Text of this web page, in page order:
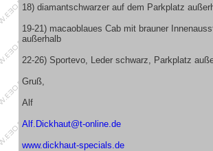
18) diamantschwarzer auf dem Parkplatz
19-21) macaoblaues Cab mit brauner
außerhalb
22-26) Sportevo, Leder schwarz, Parkplatz
Gruß,
Alf
Alf.Dickhaut@t-online.de
www.dickhaut-specials.de